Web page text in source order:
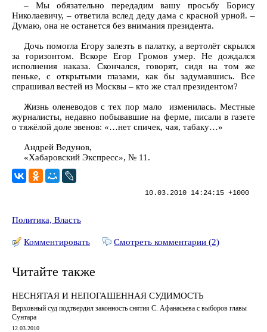
– Мы обязательно передадим вашу просьбу Борису
Николаевичу, – ответила вслед деду дама с красной урной. –
Думаю, она не останется без внимания президента.
Дочь помогла Егору залезть в палатку, а вертолёт скрылся
за горизонтом. Вскоре Егор Громов умер. Не дождался
исполнения наказа. Скончался, говорят, сидя на том же
пеньке, с открытыми глазами, как бы задумавшись. Все
спрашивал вестей из Москвы – кто же стал президентом?
Жизнь оленеводов с тех пор мало изменилась. Местные
журналисты, недавно побывавшие на ферме, писали в газете
о тяжёлой доле эвенов: «…нет спичек, чая, табаку…»
Андрей Ведунов,
«Хабаровский Экспресс», № 11.
10.03.2010 14:24:15 +1000
Политика, Власть
Комментировать Смотреть комментарии (2)
Читайте также
НЕСНЯТАЯ И НЕПОГАШЕННАЯ СУДИМОСТЬ
Верховный суд подтвердил законность снятия С. Афанасьева с выборов главы
Сунтара
12.03.2010